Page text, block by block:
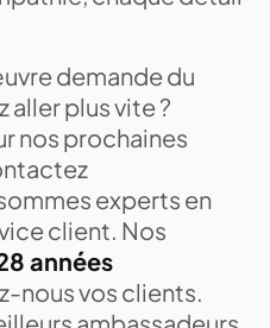
demande du
aller plus vite ?
nos prochaines
experts en
client. Nos
années
nous vos clients.